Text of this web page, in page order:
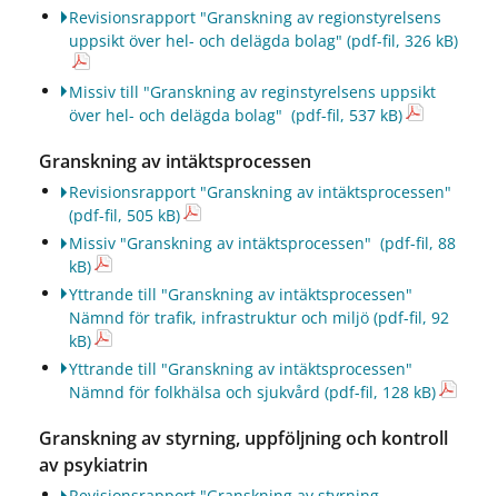
Revisionsrapport "Granskning av regionstyrelsens
uppsikt över hel- och delägda bolag" (pdf-fil, 326 kB)
Missiv till "Granskning av reginstyrelsens uppsikt
över hel- och delägda bolag" (pdf-fil, 537 kB)
Granskning av intäktsprocessen
Revisionsrapport "Granskning av intäktsprocessen"
(pdf-fil, 505 kB)
Missiv "Granskning av intäktsprocessen" (pdf-fil, 88
kB)
Yttrande till "Granskning av intäktsprocessen"
Nämnd för trafik, infrastruktur och miljö (pdf-fil, 92
kB)
Yttrande till "Granskning av intäktsprocessen"
Nämnd för folkhälsa och sjukvård (pdf-fil, 128 kB)
Granskning av styrning, uppföljning och kontroll
av psykiatrin